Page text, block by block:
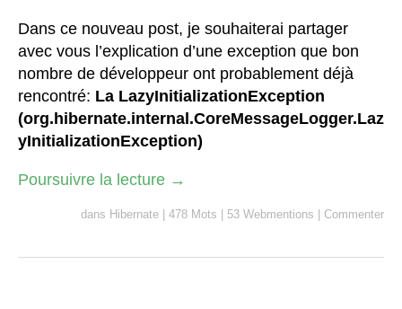
Dans ce nouveau post, je souhaiterai partager
avec vous l’explication d’une exception que bon
nombre de développeur ont probablement déjà
rencontré: La LazyInitializationException
(org.hibernate.internal.CoreMessageLogger.Laz
yInitializationException)
Poursuivre la lecture →
dans Hibernate 478 Mots 53 Webmentions Commenter